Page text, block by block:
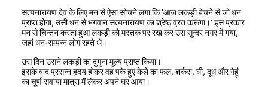
सत्यनारायण देव के लिए मन से ऐसा सोचने लगा कि ‘आज लकड़ी बेचने से जो धन
प्राप्त होगा, उसी धन से भगवान सत्यनारायण का श्रेष्ठ व्रत करूंगा।’ इस प्रकार
मन से चिन्तन करता हुआ लकड़ी को मस्तक पर रख कर उस सुन्दर नगर में गया,
जहां धन-सम्पन्न लोग रहते थे।
उस दिन उसने लकड़ी का दुगुना मूल्य प्राप्त किया।
इसके बाद प्रसन्न हृदय होकर वह पके हुए केले का फल, शर्करा, घी, दूध और गेहूं
का चूर्ण सवाया मात्रा में लेकर अपने घर आया।